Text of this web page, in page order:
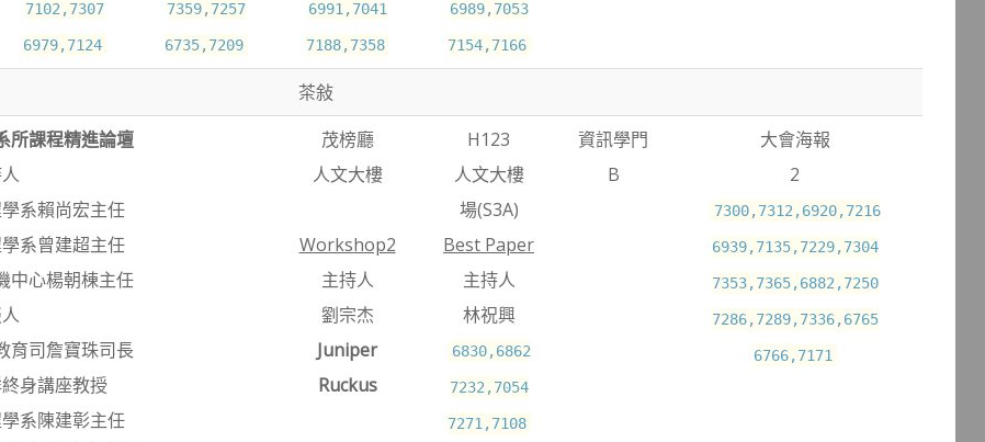
7102,7307
6979,7124
7359,7257
6735,7209
6991,7041
7188,7358
6989,7053
7154,7166
茶敍
所課程精進論壇
系賴尚宏主任
系曾建超主任
中心楊朝棟主任
育司詹寶珠司長
身講座教授
系陳建彰主任
茂榜廳
人文大樓
Workshop2
主持人
劉宗杰
Juniper
Ruckus
H123
人文大樓
場(S3A)
Best Paper
主持人
林祝興
6830,6862
7232,7054
7271,7108
資訊學門
B
大會海報
2
7300,7312,6920,7216
6939,7135,7229,7304
7353,7365,6882,7250
7286,7289,7336,6765
6766,7171